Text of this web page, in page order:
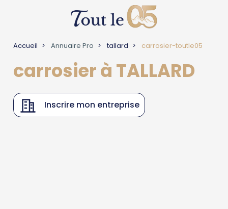
Accueil Annuaire Pro tallard carrosier-toutle05
carrosier à TALLARD
Inscrire mon entreprise